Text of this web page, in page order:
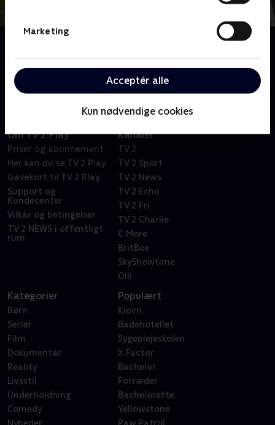
Marketing
Acceptér alle
Kun nødvendige cookies
og skal gøre grønne drømme til virkelighed.
Om TV 2 Play
Priser og abonnement
Her kan du se TV 2 Play
Gavekort til TV 2 Play
Support og
Kundecenter
Vilkår og betingelser
TV 2 NEWS i offentligt
rum
Kanaler
TV 2
TV 2 Sport
TV 2 News
TV 2 Echo
TV 2 Fri
TV 2 Charlie
C More
BritBox
SkyShowtime
Oiii
Kategorier
Børn
Serier
Film
Dokumentar
Reality
Livsstil
Underholdning
Comedy
Populært
Klovn
Badehotellet
Sygeplejeskolen
X Factor
Bachelor
Forræder
Bachelorette
Yellowstone